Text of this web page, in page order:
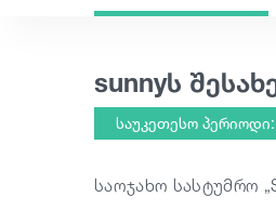
sunnyს
საუკეთესო პერიოდი:
საოჯახო სასტუმრო